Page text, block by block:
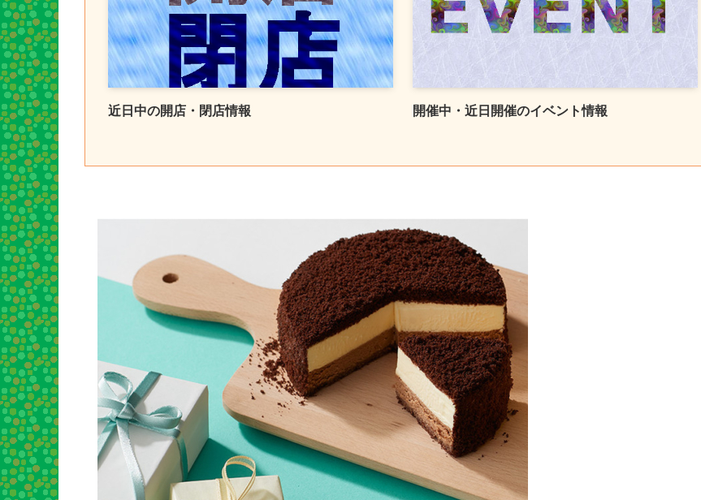
近日中の開店・閉店情報 開催中・近日開催のイベント情報